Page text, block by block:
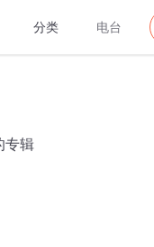
分类 电台
专辑